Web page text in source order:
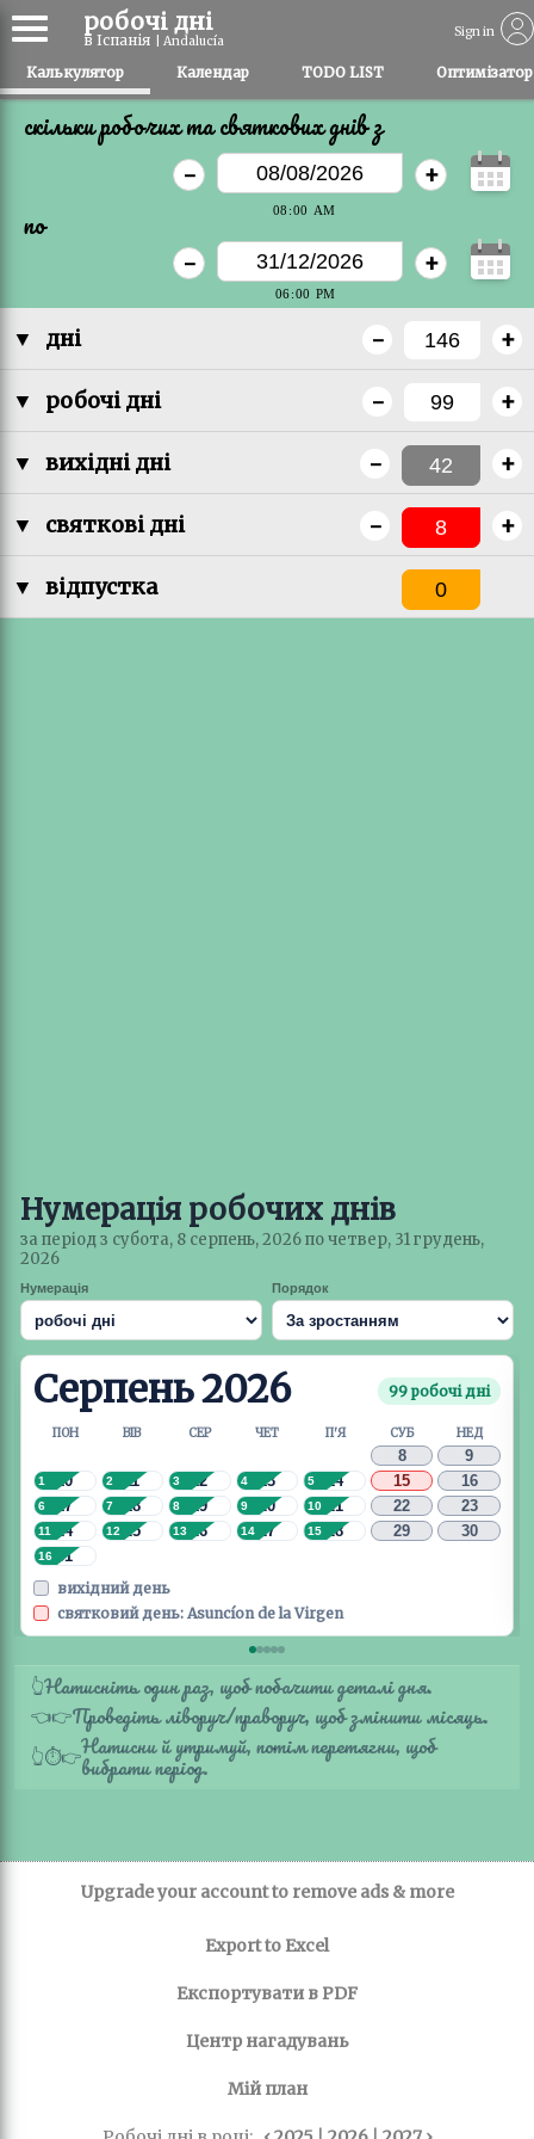
робочі дні
в Іспанія | Andalucía
Sign in
Калькулятор Календар TODO LIST
скільки робочих та святкових днів з
+
-
по
+
-
▼ дні +
-
▼ робочі дні +
-
▼ вихідні дні +
-
▼ святкові дні +
-
▼ відпустка
Нумерація робочих днів
за період з субота, 8 серпень, 2026 по четвер, 31 грудень,
2026
Нумерація Порядок
Серпень 2026 99 робочі дні
ПОН ВІВ СЕР ЧЕТ П'Я СУБ НЕД
8
9
10
1 11
2 12
3 13
4 14
5 15
16
17
6 18
7 19
8 20
9 21
10 22
23
24
11 25
12 26
13 27
14 28
15 29
30
31
16
вихідний день
святковий день: Asuncíon de la Virgen
👆Натисніть один раз, щоб побачити деталі дня.
👈👉Проведіть ліворуч/праворуч, щоб змінити місяць.
👆⏱️👉Натисни й утримуй, потім перетягни, щоб
вибрати період.
Upgrade your account to remove ads & more
Export to Excel
Експортувати в PDF
Центр нагадувань
Мій план